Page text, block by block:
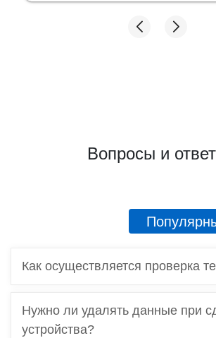
Вопросы и
Как осуществляется проверка
Нужно ли удалять данные при
устройства?